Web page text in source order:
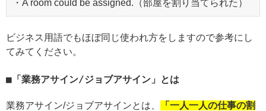
・A room could be assigned.（部屋を割り当てられた）
ビジネス用語でもほぼ同じ使われ方をしますので参考にし
てみてください。
「業務アサイン/ジョブアサイン」とは
業務アサイン/ジョブアサインとは、
「一人一人の仕事の割